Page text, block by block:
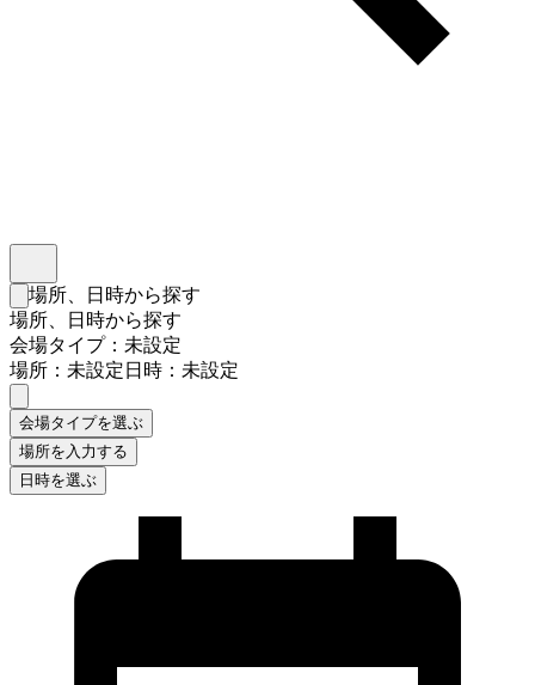
検索フォームを閉じる
場所、日時から探す
場所、日時から探す
会場タイプ：未設定
場所：未設定日時：未設定
会場タイプを選ぶ
場所を入力する
日時を選ぶ